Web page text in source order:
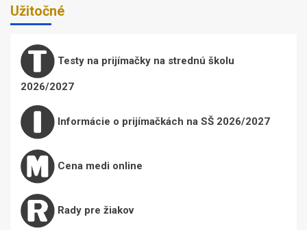
Užitočné
Testy na prijímačky na strednú školu
2026/2027
Informácie o prijímačkách na SŠ 2026/2027
Cena medi online
Rady pre žiakov